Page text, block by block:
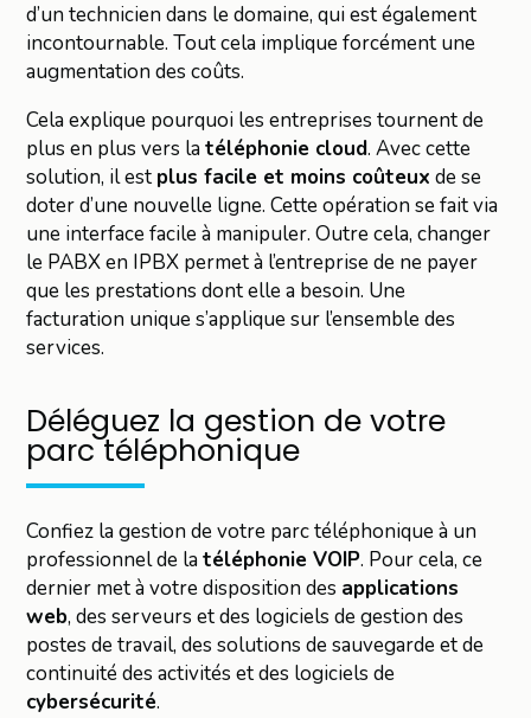
d’un technicien dans le domaine, qui est également
incontournable. Tout cela implique forcément une
augmentation des coûts.
Cela explique pourquoi les entreprises tournent de
plus en plus vers latéléphonie cloud. Avec cette
solution, il est plus facile et moins coûteux de se
doter d’une nouvelle ligne. Cette opération se fait via
une interface facile à manipuler. Outre cela, changer
le PABX en IPBX permet à l’entreprise de ne payer
que les prestations dont elle a besoin. Une
facturation unique s’applique sur l’ensemble des
services.
Déléguez la gestion de votre
parc téléphonique
Confiez la gestion de votre parc téléphonique à un
professionnel de latéléphonie VOIP. Pour cela, ce
dernier met à votre disposition des applications
web, des serveurs et des logiciels de gestion des
postes de travail, des solutions de sauvegarde et de
continuité des activités et des logiciels de
cybersécurité.